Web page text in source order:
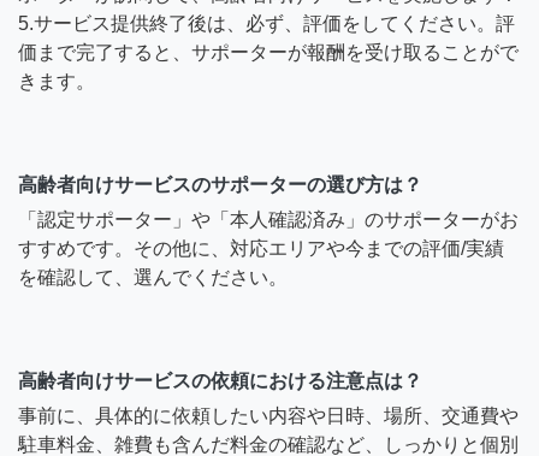
5.サービス提供終了後は、必ず、評価をしてください。評
価まで完了すると、サポーターが報酬を受け取ることがで
きます。
高齢者向けサービスのサポーターの選び方は？
「認定サポーター」や「本人確認済み」のサポーターがお
すすめです。その他に、対応エリアや今までの評価/実績
を確認して、選んでください。
高齢者向けサービスの依頼における注意点は？
事前に、具体的に依頼したい内容や日時、場所、交通費や
駐車料金、雑費も含んだ料金の確認など、しっかりと個別